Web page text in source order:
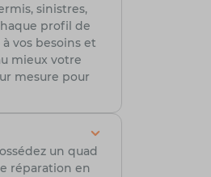
sinistres,
profil de
vos besoins et
mieux votre
mesure pour
un quad
réparation en